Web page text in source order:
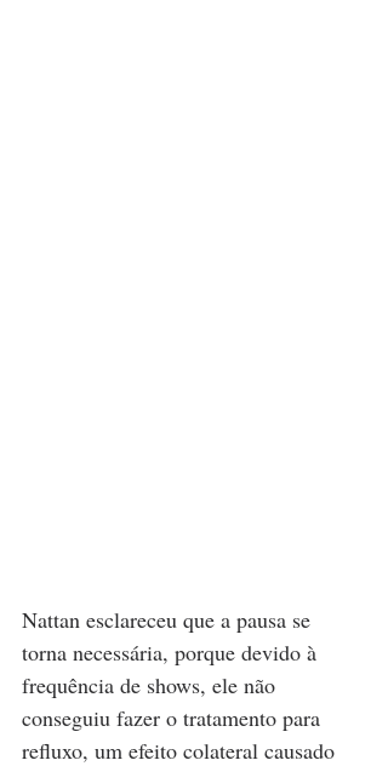
Nattan esclareceu que a pausa se
torna necessária, porque devido à
frequência de shows, ele não
conseguiu fazer o tratamento para
refluxo, um efeito colateral causado